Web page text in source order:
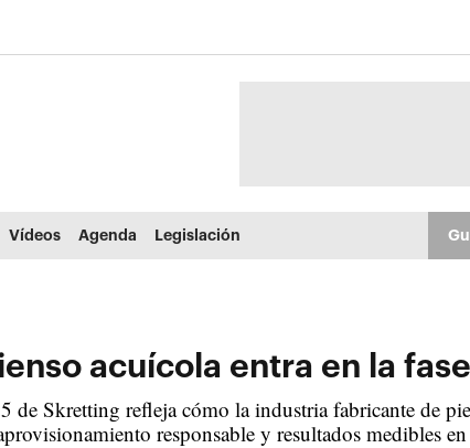
Vídeos Agenda Legislación
acuícola entra en la
Skretting refleja cómo la industria fabricante de
responsable y resultados medibles